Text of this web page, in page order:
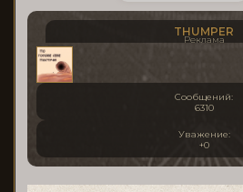
THUMPER
Реклама
Сообщений:
6310
Уважение:
+0